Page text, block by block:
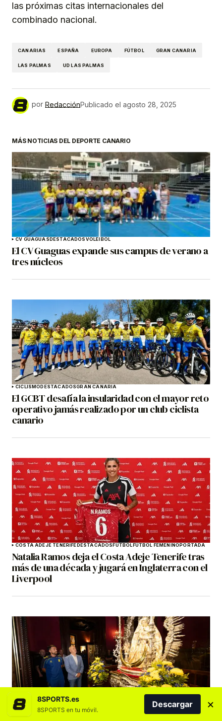
las próximas citas internacionales del
combinado nacional.
CANARIAS ESPAÑA EUROPA FÚTBOL GRAN CANARIA
LAS PALMAS UD LAS PALMAS
por RedacciónPublicado el agosto 28, 2025
MÁS NOTICIAS DEL DEPORTE CANARIO
CV GUAGUASDESTACADOSVOLEIBOL
El CV Guaguas expande sus campus de verano a
tres núcleos
CICLISMODESTACADOSGRAN CANARIA
El GCBT desafía la insularidad con el mayor reto
operativo jamás realizado por un club ciclista
canario
COSTA ADEJE TENERIFEDESTACADOSFÚTBOLFÚTBOL FEMENINOPORTADA
Natalia Ramos deja el Costa Adeje Tenerife tras
más de una década y jugará en Inglaterra con el
Liverpool
DESTACADOS FÚTBOLPORTADA
Ramírez: «El objetivo es claro: la permanencia.
8SPORTS.es
8SPORTS en tu móvil.
Descargar ×